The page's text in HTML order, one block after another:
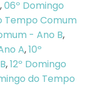
,06º Domingo
Tempo Comum
- Ano B,
A,10º
,12º Domingo
do Tempo